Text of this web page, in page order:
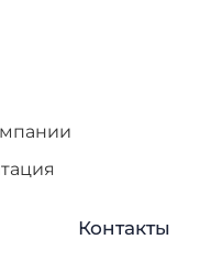
Контакты